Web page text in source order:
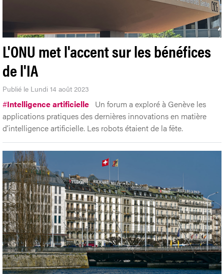
L'ONU met l'accent sur les bénéfices
de l'IA
Publié le Lundi 14 août 2023
#Intelligence artificielle Un forum a exploré à Genève les
applications pratiques des dernières innovations en matière
d’intelligence artificielle. Les robots étaient de la fête.